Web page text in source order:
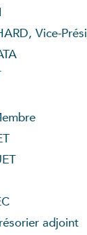
Vice-
adjoint